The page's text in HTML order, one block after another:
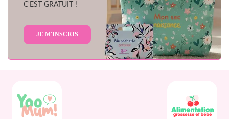
C'EST GRATUIT !
JE M'INSCRIS